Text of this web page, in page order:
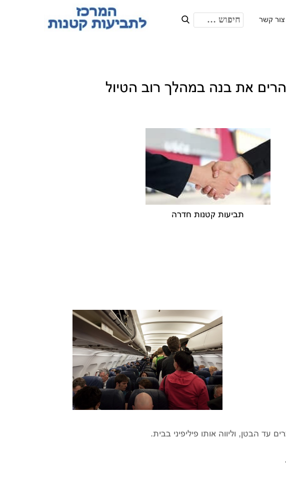
צור קשר חיפוש:
את בנה במהלך רוב הטיול
תביעות קטנות חדרה
הבטן, וליווה אותו פיליפיני בבית.